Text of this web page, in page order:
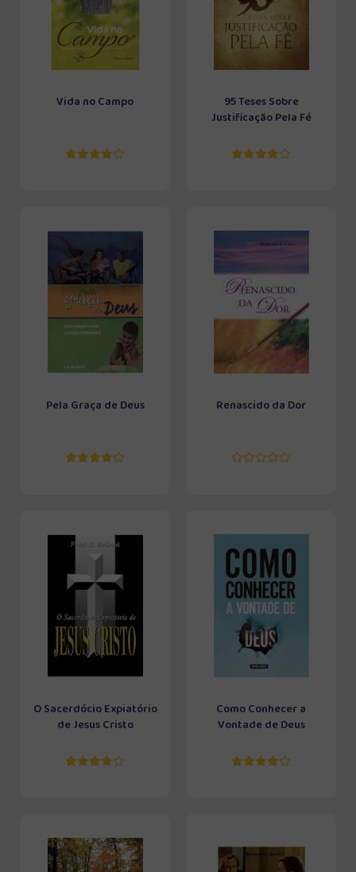
Vida no Campo
95 Teses Sobre
Justificação Pela Fé
Pela Graça de Deus Renascido da Dor
O Sacerdócio Expiatório
de Jesus Cristo
Como Conhecer a
Vontade de Deus